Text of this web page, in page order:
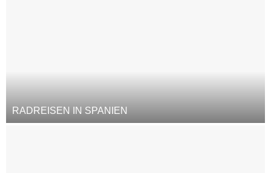
RADREISEN IN SPANIEN